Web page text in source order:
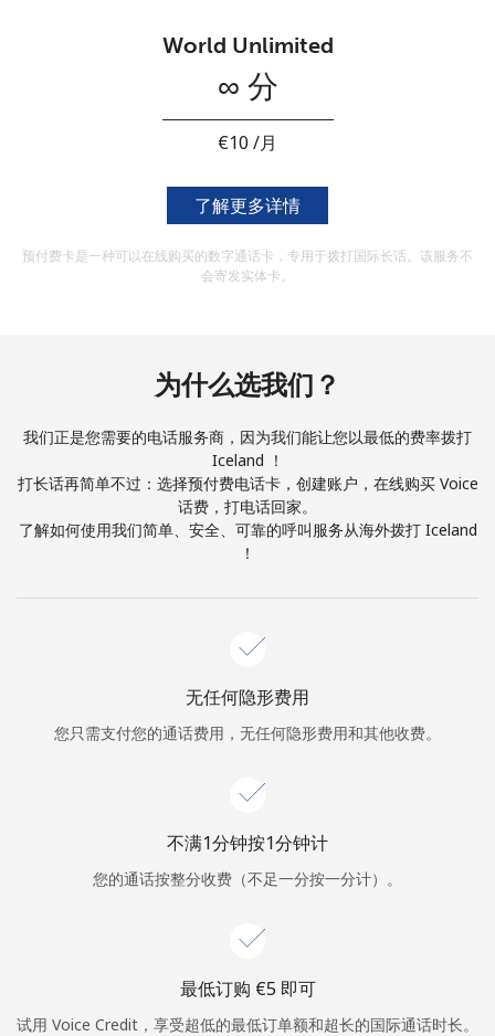
你好！
登录或现在加入 →
登录
或
者
World Unlimited
∞ 分
⁦€10⁩ /月
了解更多详情
预付费卡是一种可以在线购买的数字通话卡，专用于拨打国际长话。该服务不
会寄发实体卡。
为什么选我们？
我们正是您需要的电话服务商，因为我们能让您以最低的费率拨打
Iceland ！
打长话再简单不过：选择预付费电话卡，创建账户，在线购买 Voice
话费，打电话回家。
了解如何使用我们简单、安全、可靠的呼叫服务从海外拨打 Iceland
！
无任何隐形费用
您只需支付您的通话费用，无任何隐形费用和其他收费。
不满1分钟按1分钟计
您的通话按整分收费（不足一分按一分计）。
最低订购 ⁦€5⁩ 即可
试用 Voice Credit，享受超低的最低订单额和超长的国际通话时长。